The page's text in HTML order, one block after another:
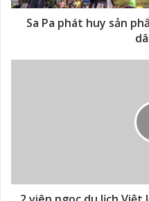
Sa Pa phát huy sản